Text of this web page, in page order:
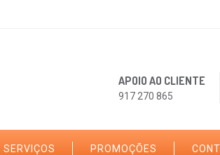
APOIO AO CLIENTE
917 270 865
SERVIÇOS PROMOÇÕES